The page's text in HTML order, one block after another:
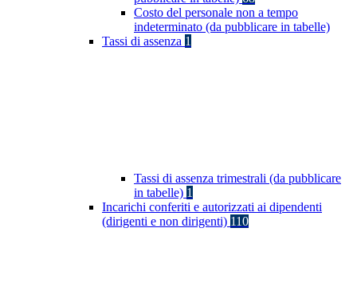
Costo del personale non a tempo
indeterminato (da pubblicare in tabelle)
Tassi di assenza 1
Tassi di assenza trimestrali (da pubblicare
in tabelle) 1
Incarichi conferiti e autorizzati ai dipendenti
(dirigenti e non dirigenti) 110